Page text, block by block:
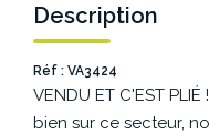
Description
Réf : VA3424
VENDU ET C'EST
bien sur ce secteur,